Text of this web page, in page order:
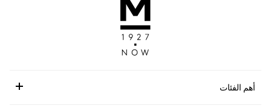
أهم الفئات